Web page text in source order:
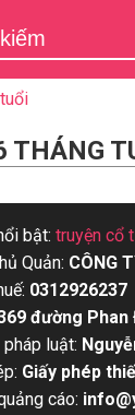
THÁNG
bật: truyện cổ
Quản: CÔNG
0312926237
đường Phan
luật:
Giấy phép
cáo: